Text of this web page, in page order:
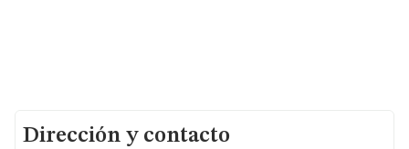
Dirección y contacto